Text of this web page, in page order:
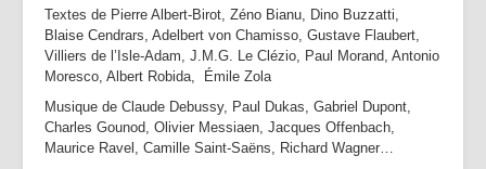
Textes de Pierre Albert-Birot, Zéno Bianu, Dino Buzzatti,
Blaise Cendrars, Adelbert von Chamisso, Gustave Flaubert,
Villiers de l’Isle-Adam, J.M.G. Le Clézio, Paul Morand, Antonio
Moresco, Albert Robida, Émile Zola
Musique de Claude Debussy, Paul Dukas, Gabriel Dupont,
Charles Gounod, Olivier Messiaen, Jacques Offenbach,
Maurice Ravel, Camille Saint-Saëns, Richard Wagner…